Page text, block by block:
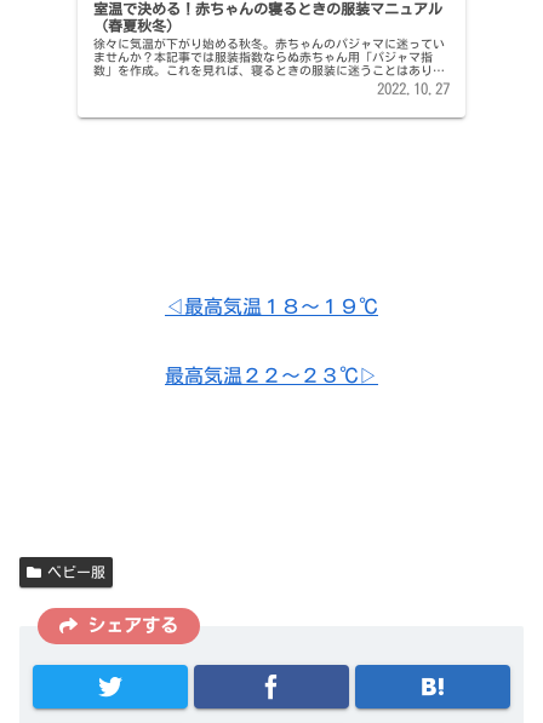
室温で決める！赤ちゃんの寝るときの服装マニュアル
（春夏秋冬）
徐々に気温が下がり始める秋冬。赤ちゃんのパジャマに迷ってい
ませんか？本記事では服装指数ならぬ赤ちゃん用「パジャマ指
数」を作成。これを見れば、寝るときの服装に迷うことはありま
2022.10.27
◁最高気温１８～１９℃
最高気温２２～２３℃▷
ベビー服
シェアする